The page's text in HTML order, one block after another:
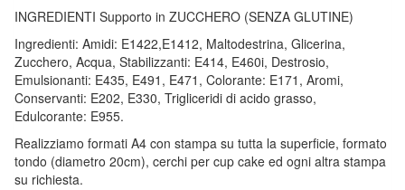
INGREDIENTI Supporto in ZUCCHERO (SENZA GLUTINE)
Ingredienti: Amidi: E1422,E1412, Maltodestrina, Glicerina,
Zucchero, Acqua, Stabilizzanti: E414, E460i, Destrosio,
Emulsionanti: E435, E491, E471, Colorante: E171, Aromi,
Conservanti: E202, E330, Trigliceridi di acido grasso,
Edulcorante: E955.
Realizziamo formati A4 con stampa su tutta la superficie, formato
tondo (diametro 20cm), cerchi per cup cake ed ogni altra stampa
su richiesta.